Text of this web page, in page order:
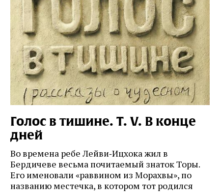
Голос в тишине. Т. V. В конце
дней
Во времена ребе Лейви‑Ицхока жил в
Бердичеве весьма почитаемый знаток Торы.
Его именовали «раввином из Морахвы», по
названию местечка, в котором тот родился